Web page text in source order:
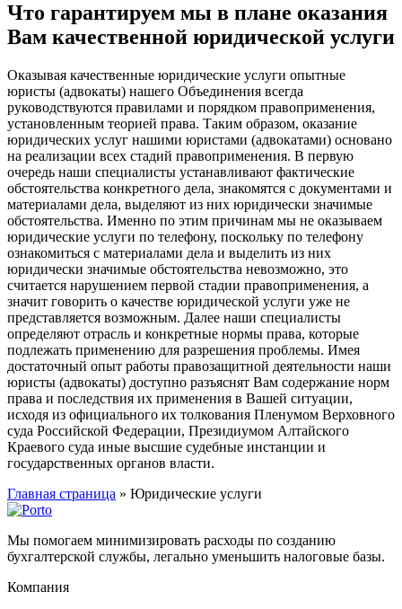
Что гарантируем мы в плане оказания
Вам качественной юридической услуги
Оказывая качественные юридические услуги опытные
юристы (адвокаты) нашего Объединения всегда
руководствуются правилами и порядком правоприменения,
установленным теорией права. Таким образом, оказание
юридических услуг нашими юристами (адвокатами) основано
на реализации всех стадий правоприменения. В первую
очередь наши специалисты устанавливают фактические
обстоятельства конкретного дела, знакомятся с документами и
материалами дела, выделяют из них юридически значимые
обстоятельства. Именно по этим причинам мы не оказываем
юридические услуги по телефону, поскольку по телефону
ознакомиться с материалами дела и выделить из них
юридически значимые обстоятельства невозможно, это
считается нарушением первой стадии правоприменения, а
значит говорить о качестве юридической услуги уже не
представляется возможным. Далее наши специалисты
определяют отрасль и конкретные нормы права, которые
подлежать применению для разрешения проблемы. Имея
достаточный опыт работы правозащитной деятельности наши
юристы (адвокаты) доступно разъяснят Вам содержание норм
права и последствия их применения в Вашей ситуации,
исходя из официального их толкования Пленумом Верховного
суда Российской Федерации, Президиумом Алтайского
Краевого суда иные высшие судебные инстанции и
государственных органов власти.
Главная страница » Юридические услуги
Мы помогаем минимизировать расходы по созданию
бухгалтерской службы, легально уменьшить налоговые базы.
Компания